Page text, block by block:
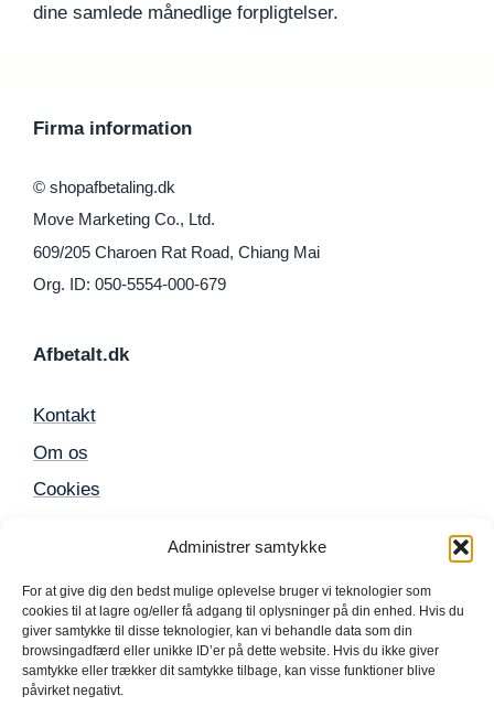
Administrer samtykke
For at give dig den bedst mulige oplevelse bruger vi teknologier som
cookies til at lagre og/eller få adgang til oplysninger på din enhed. Hvis du
giver samtykke til disse teknologier, kan vi behandle data som din
browsingadfærd eller unikke ID’er på dette website. Hvis du ikke giver
samtykke eller trækker dit samtykke tilbage, kan visse funktioner blive
påvirket negativt.
dine samlede månedlige forpligtelser.
Firma information
© shopafbetaling.dk
Move Marketing Co., Ltd.
609/205 Charoen Rat Road, Chiang Mai
Org. ID: 050-5554-000-679
Afbetalt.dk
Kontakt
Om os
Cookies
Populære produkter
Mobil
iPhone